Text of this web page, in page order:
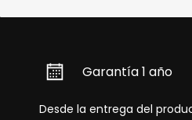
Garantía 1 año
Desde la entrega del